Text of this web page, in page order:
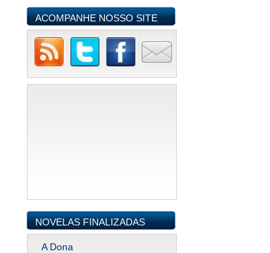
ACOMPANHE NOSSO SITE
NOVELAS FINALIZADAS
A Dona